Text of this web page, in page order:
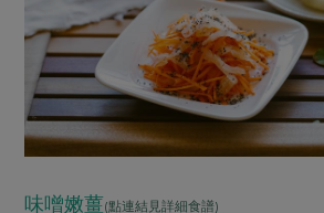
味噌嫩薑(點連結見詳細食譜)